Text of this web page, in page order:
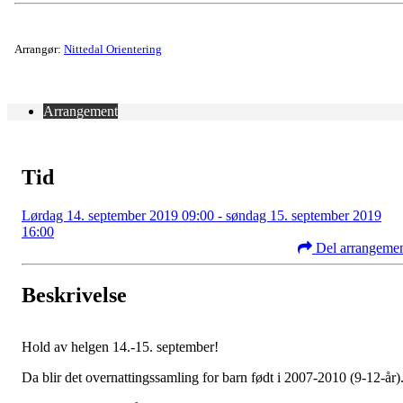
Arrangør: Nittedal Orientering
Arrangement
Tid
Lørdag 14. september 2019 09:00 - søndag 15. september 2019
16:00
Del
Beskrivelse
Hold av helgen 14.-15. september!
Da blir det overnattingssamling for barn født i 2007-2010 (9-12-år).